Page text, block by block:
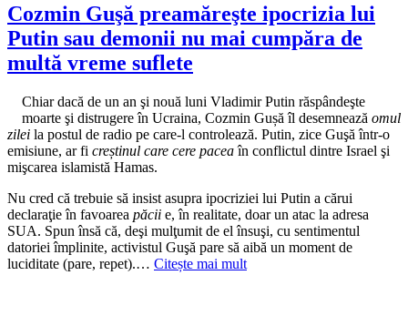
Cozmin Guşă preamăreşte ipocrizia lui
Putin sau demonii nu mai cumpăra de
multă vreme suflete
Chiar dacă de un an şi nouă luni Vladimir Putin răspândeşte
moarte şi distrugere în Ucraina, Cozmin Gușă îl desemnează omul
zilei la postul de radio pe care-l controlează. Putin, zice Guşă într-o
emisiune, ar fi creștinul care cere paceaîn conflictul dintre Israel şi
mişcarea islamistă Hamas.
Nu cred că trebuie să insist asupra ipocriziei lui Putin a cărui
declaraţie în favoarea păcii e, în realitate, doar un atac la adresa
SUA. Spun însă că, deşi mulţumit de el însuşi, cu sentimentul
datoriei împlinite, activistul Guşă pare să aibă un moment de
luciditate (pare, repet).… Citește mai mult